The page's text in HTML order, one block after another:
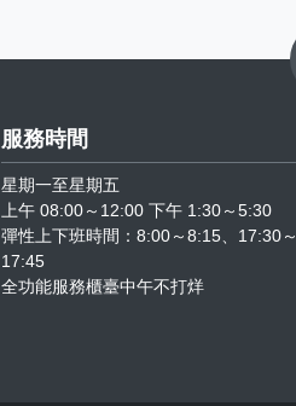
服務時間
星期一至星期五
上午 08:00～12:00 下午 1:30～5:30
彈性上下班時間：8:00～8:15、17:30～
17:45
全功能服務櫃臺中午不打烊